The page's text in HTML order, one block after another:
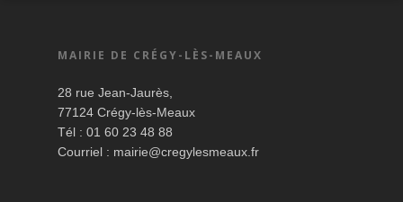
MAIRIE DE CRÉGY-LÈS-MEAUX
28 rue Jean-Jaurès,
77124 Crégy-lès-Meaux
Tél : 01 60 23 48 88
Courriel : mairie@cregylesmeaux.fr